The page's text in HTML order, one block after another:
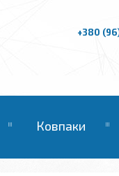
+380
Ковпаки